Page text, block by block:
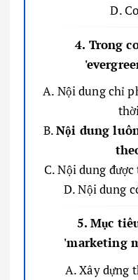
D.
4. Trong
A. Nội dung chỉ
B.Nội dung
C. Nội dung
D. Nội dung
5. Mục
'marketing
A. Xây dựng